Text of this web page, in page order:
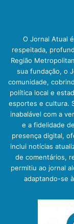
O Jornal Atual
respeitada,
Região
sua fundação, o
comunidade,
política local e
esportes e cultura.
inabalável com a
e a fidelidade
presença digital,
inclui notícias
de comentários,
permitiu ao jornal
adaptando-se